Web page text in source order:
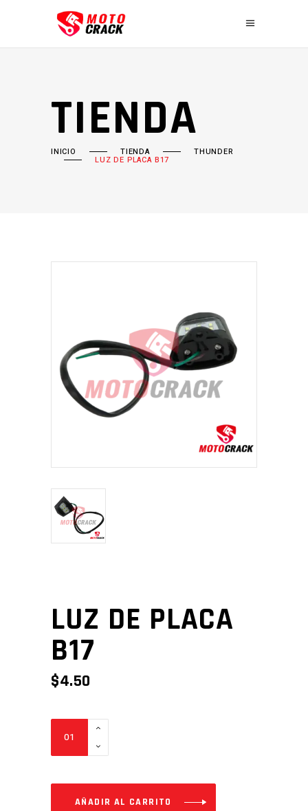
TIENDA
INICIO TIENDA THUNDER
LUZ DE PLACA B17
LUZ DE PLACA
B17
$4.50
B17
CantidadAÑADIR AL CARRITO